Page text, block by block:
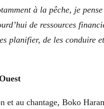
à la pêche, je
de ressources
planifier, de les conduire
et au chantage, Boko